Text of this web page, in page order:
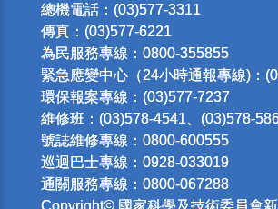
總機電話：(03)577-3311
傳真：(03)577-6221
為民服務專線：0800-355855
緊急應變中心（24小時通報專線)：
環保報案專線：(03)577-7237
維修班：(03)578-4541、(03)578-
號誌維修專線：0800-600555
巡迴巴士專線：0928-033019
通關服務專線：0800-067288
Copyright© 國家科學及技術委員會